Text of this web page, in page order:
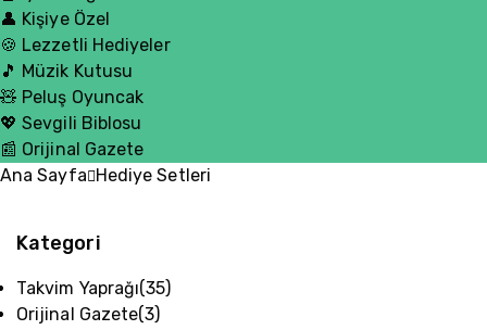
👤 Kişiye Özel
🍪 Lezzetli Hediyeler
🎵 Müzik Kutusu
🧸 Peluş Oyuncak
💖 Sevgili Biblosu
📰 Orijinal Gazete
Ana Sayfa Hediye Setleri
Kategori
Takvim Yaprağı(35)
Orijinal Gazete(3)